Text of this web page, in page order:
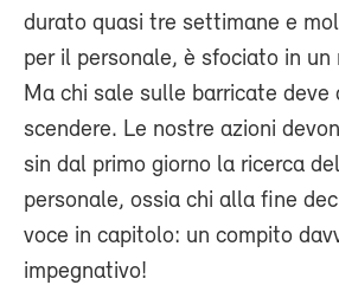
durato quasi tre settimane e
per il personale, è sfociato in
Ma chi sale sulle barricate deve
scendere. Le nostre azioni
sin dal primo giorno la ricerca
personale, ossia chi alla fine
voce in capitolo: un compito
impegnativo!